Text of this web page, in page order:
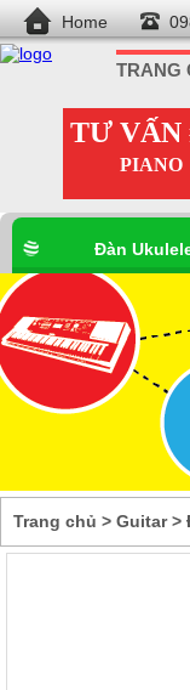
Home
TRANG
TƯ VẤN
PIANO
Đàn
Trang chủ > Guitar>